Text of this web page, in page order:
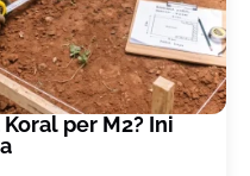
per M2? Ini